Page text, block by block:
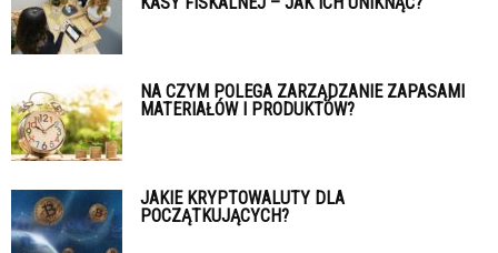
NA CZYM POLEGA ZARZĄDZANIE ZAPASAMI
MATERIAŁÓW I PRODUKTÓW?
JAKIE KRYPTOWALUTY DLA
POCZĄTKUJĄCYCH?